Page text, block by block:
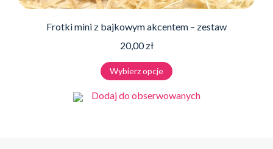
Frotki mini z bajkowym akcentem – zestaw
20,00zł
Wybierz opcje
produkt
ma
Dodaj do obserwowanych